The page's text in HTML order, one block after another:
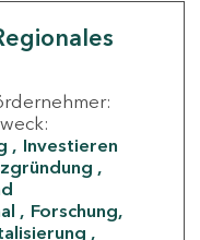
Investieren
Forschung,